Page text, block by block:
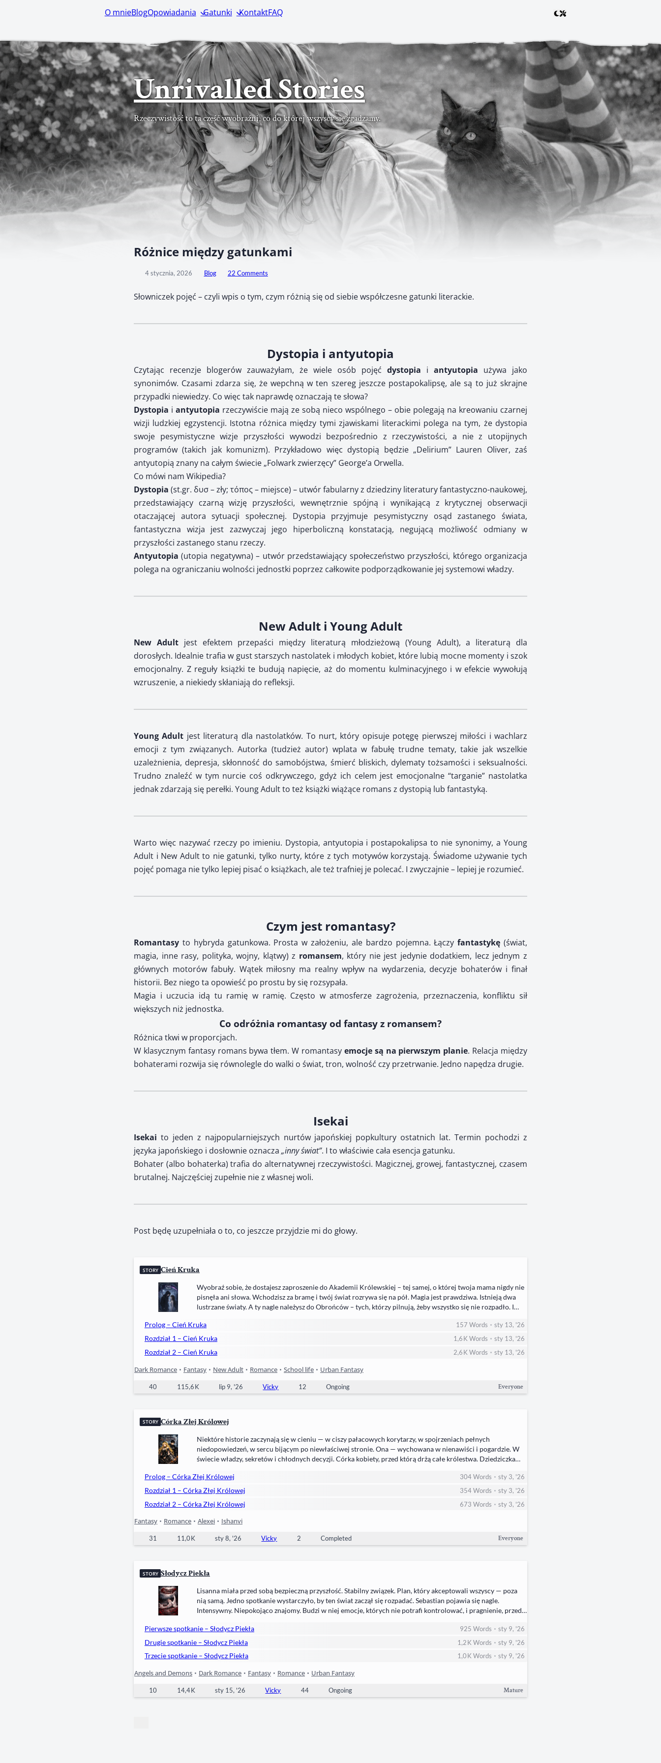
O mnieBlogOpowiadania Gatunki KontaktFAQ
Unrivalled Stories
Rzeczywistość to ta część wyobraźni, co do której wszyscy się zgadzamy.
Różnice między gatunkami
4 stycznia, 2026 Blog 22 Comments
Słowniczek pojęć – czyli wpis o tym, czym różnią się od siebie współczesne gatunki literackie.
Dystopia i antyutopia
Czytając recenzje blogerów zauważyłam, że wiele osób pojęć dystopia i antyutopia używa jako
synonimów. Czasami zdarza się, że wepchną w ten szereg jeszcze postapokalipsę, ale są to już skrajne
przypadki niewiedzy. Co więc tak naprawdę oznaczają te słowa?
Dystopia i antyutopia rzeczywiście mają ze sobą nieco wspólnego – obie polegają na kreowaniu czarnej
wizji ludzkiej egzystencji. Istotna różnica między tymi zjawiskami literackimi polega na tym, że dystopia
swoje pesymistyczne wizje przyszłości wywodzi bezpośrednio z rzeczywistości, a nie z utopijnych
programów (takich jak komunizm). Przykładowo więc dystopią będzie „Delirium” Lauren Oliver, zaś
antyutopią znany na całym świecie „Folwark zwierzęcy” George’a Orwella.
Co mówi nam Wikipedia?
Dystopia (st.gr. δυσ – zły; τόπος – miejsce) – utwór fabularny z dziedziny literatury fantastyczno-naukowej,
przedstawiający czarną wizję przyszłości, wewnętrznie spójną i wynikającą z krytycznej obserwacji
otaczającej autora sytuacji społecznej. Dystopia przyjmuje pesymistyczny osąd zastanego świata,
fantastyczna wizja jest zazwyczaj jego hiperboliczną konstatacją, negującą możliwość odmiany w
przyszłości zastanego stanu rzeczy.
Antyutopia (utopia negatywna) – utwór przedstawiający społeczeństwo przyszłości, którego organizacja
polega na ograniczaniu wolności jednostki poprzez całkowite podporządkowanie jej systemowi władzy.
New Adult i Young Adult
New Adultjest efektem przepaści między literaturą młodzieżową (Young Adult), a literaturą dla
dorosłych. Idealnie trafia w gust starszych nastolatek i młodych kobiet, które lubią mocne momenty i szok
emocjonalny. Z reguły książki te budują napięcie, aż do momentu kulminacyjnego i w efekcie wywołują
wzruszenie, a niekiedy skłaniają do refleksji.
Young Adult jest literaturą dla nastolatków. To nurt, który opisuje potęgę pierwszej miłości i wachlarz
emocji z tym związanych. Autorka (tudzież autor) wplata w fabułę trudne tematy, takie jak wszelkie
uzależnienia, depresja, skłonność do samobójstwa, śmierć bliskich, dylematy tożsamości i seksualności.
Trudno znaleźć w tym nurcie coś odkrywczego, gdyż ich celem jest emocjonalne “targanie” nastolatka
jednak zdarzają się perełki. Young Adult to też książki wiążące romans z dystopią lub fantastyką.
Warto więc nazywać rzeczy po imieniu. Dystopia, antyutopia i postapokalipsa to nie synonimy, a Young
Adult i New Adult to nie gatunki, tylko nurty, które z tych motywów korzystają. Świadome używanie tych
pojęć pomaga nie tylko lepiej pisać o książkach, ale też trafniej je polecać. I zwyczajnie – lepiej je rozumieć.
Czym jest romantasy?
Romantasy to hybryda gatunkowa. Prosta w założeniu, ale bardzo pojemna. Łączyfantastykę (świat,
magia, inne rasy, polityka, wojny, klątwy) z romansem, który nie jest jedynie dodatkiem, lecz jednym z
głównych motorów fabuły. Wątek miłosny ma realny wpływ na wydarzenia, decyzje bohaterów i finał
historii. Bez niego ta opowieść po prostu by się rozsypała.
Magia i uczucia idą tu ramię w ramię. Często w atmosferze zagrożenia, przeznaczenia, konfliktu sił
większych niż jednostka.
Co odróżnia romantasy od fantasy z romansem?
Różnica tkwi w proporcjach.
W klasycznym fantasy romans bywa tłem. W romantasy emocje są na pierwszym planie. Relacja między
bohaterami rozwija się równolegle do walki o świat, tron, wolność czy przetrwanie. Jedno napędza drugie.
Isekai
Isekai to jeden z najpopularniejszych nurtów japońskiej popkultury ostatnich lat. Termin pochodzi z
języka japońskiego i dosłownie oznacza „inny świat”. I to właściwie cała esencja gatunku.
Bohater (albo bohaterka) trafia do alternatywnej rzeczywistości. Magicznej, growej, fantastycznej, czasem
brutalnej. Najczęściej zupełnie nie z własnej woli.
Post będę uzupełniała o to, co jeszcze przyjdzie mi do głowy.
STORY Cień Kruka
Wyobraź sobie, że dostajesz zaproszenie do Akademii Królewskiej – tej samej, o której twoja mama nigdy nie
pisnęła ani słowa. Wchodzisz za bramę i twój świat rozrywa się na pół. Magia jest prawdziwa. Istnieją dwa
lustrzane światy. A ty nagle należysz do Obrońców – tych, którzy pilnują, żeby wszystko się nie rozpadło. I
Prolog – Cień Kruka
157 Words •sty 13, '26
Rozdział 1 – Cień Kruka 1,6 KWords •sty 13, '26
Rozdział 2 – Cień Kruka 2,6 K Words •sty 13, '26
Dark Romance • Fantasy • New Adult • Romance • School life • Urban Fantasy
40 115,6 K lip 9, '26 Vicky 12 Ongoing Everyone
STORY Córka Złej Królowej
Niektóre historie zaczynają się w cieniu — w ciszy pałacowych korytarzy, w spojrzeniach pełnych
niedopowiedzeń, w sercu bijącym po niewłaściwej stronie. Ona — wychowana w nienawiści i pogardzie. W
świecie władzy, sekretów i chłodnych decyzji. Córka kobiety, przed którą drżą całe królestwa. Dziedziczka
rozkazać zniszczyć. On —…
Prolog – Córka Złej Królowej 304Words •sty 3, '26
Rozdział 1 – Córka Złej Królowej 354Words •sty 3, '26
Rozdział 2 – Córka Złej Królowej 673 Words •sty 3, '26
Fantasy • Romance • Alexei • Ishanvi
31 11,0 K sty 8, '26 Vicky 2 Completed Everyone
STORY Słodycz Piekła
Lisanna miała przed sobą bezpieczną przyszłość. Stabilny związek. Plan, który akceptowali wszyscy — poza
nią samą. Jedno spotkanie wystarczyło, by ten świat zaczął się rozpadać. Sebastian pojawia się nagle.
Intensywny. Niepokojąco znajomy. Budzi w niej emocje, których nie potrafi kontrolować, i pragnienie, przed
dotychczasowe życie i wejść w rzeczywistość, o której…
Pierwsze spotkanie – Słodycz Piekła 925 Words •sty 9, '26
Drugie spotkanie – Słodycz Piekła 1,2 K Words •sty 9, '26
Trzecie spotkanie – Słodycz Piekła 1,0 KWords •sty 9, '26
Angels and Demons • Dark Romance • Fantasy • Romance • Urban Fantasy
10 14,4 K sty 15, '26 Vicky 44 Ongoing Mature